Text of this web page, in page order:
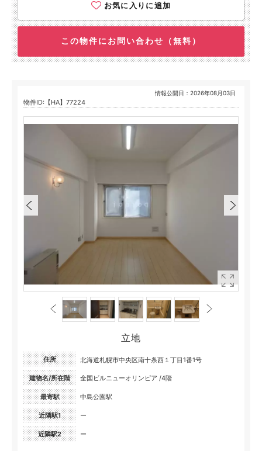
お気に入りに追加
この物件にお問い合わせ（無料）
物件ID:【HA】77224
情報公開日：2026年08月03日
立地
住所 北海道札幌市中央区南十条西１丁目1番1号
建物名/所在階 全国ビルニューオリンピア /4階
最寄駅 中島公園駅
近隣駅1 ー
近隣駅2 ー